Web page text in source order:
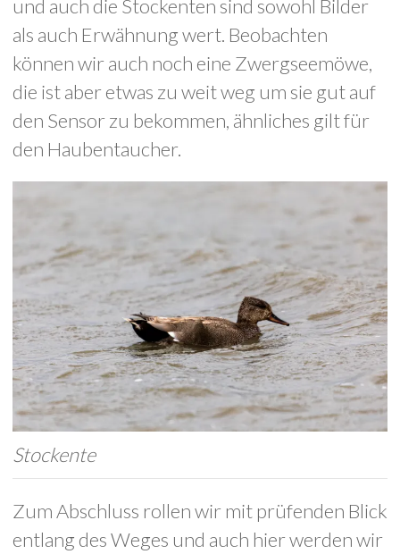
und auch die Stockenten sind sowohl Bilder
als auch Erwähnung wert. Beobachten
können wir auch noch eine Zwergseemöwe,
die ist aber etwas zu weit weg um sie gut auf
den Sensor zu bekommen, ähnliches gilt für
den Haubentaucher.
Stockente
Zum Abschluss rollen wir mit prüfenden Blick
entlang des Weges und auch hier werden wir